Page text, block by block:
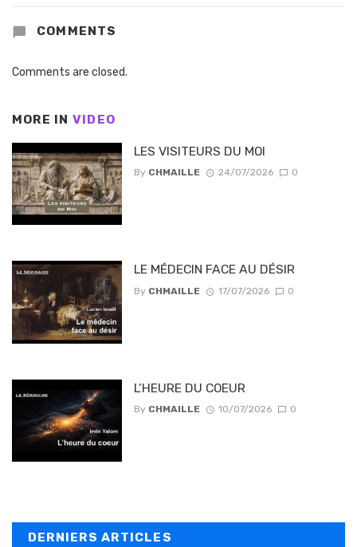
COMMENTS
Comments are closed.
MORE IN VIDEO
LES VISITEURS DU MOI
By CHMAILLE 24/07/2026 0
LE MÉDECIN FACE AU DÉSIR
By CHMAILLE 17/07/2026 0
L’HEURE DU COEUR
By CHMAILLE 10/07/2026 0
DERNIERS ARTICLES